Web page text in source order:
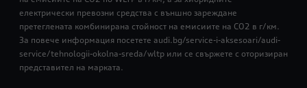
електрически превозни средства с външно зареждане
претеглената комбинирана стойност на емисиите на CO2 в г/км.
За повече информация посетете audi.bg/service-i-aksesoari/audi-
service/tehnologii-okolna-sreda/wltp или се свържете с оторизиран
представител на марката.